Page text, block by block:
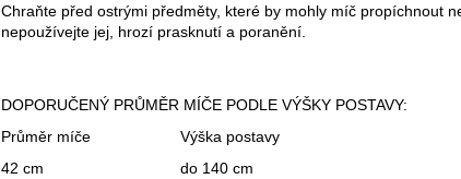
Chraňte před ostrými předměty, které by mohly míč propíchnout
nepoužívejte jej, hrozí prasknutí a poranění.
DOPORUČENÝ PRŮMĚR MÍČE PODLE VÝŠKY POSTAVY:
Průměr míče
Výška postavy
42 cm
do 140 cm